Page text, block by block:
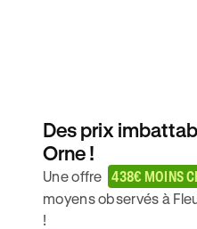
Des prix
Orne !
Une offre 438€ MOINS
moyens observés à
!